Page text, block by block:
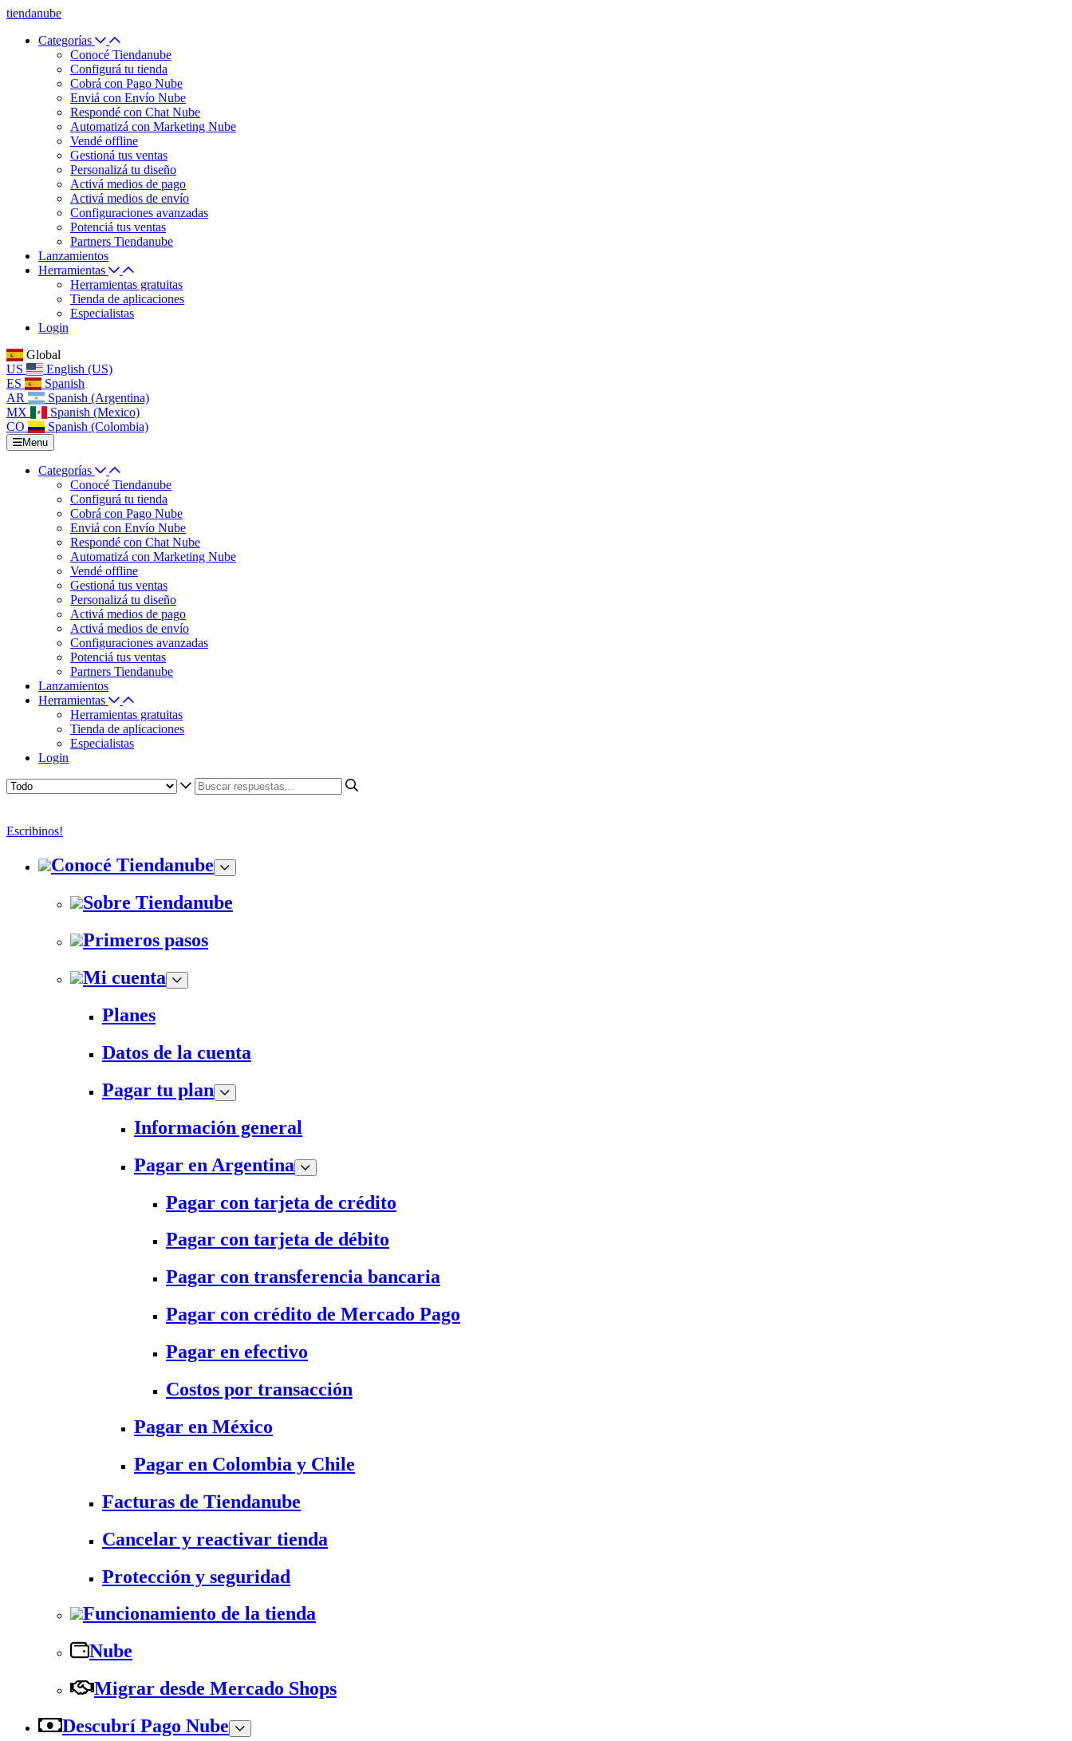
tiendanube
Categorías
Conocé Tiendanube
Configurá tu tienda
Cobrá con Pago Nube
Enviá con Envío Nube
Respondé con Chat Nube
Automatizá con Marketing Nube
Vendé offline
Gestioná tus ventas
Personalizá tu diseño
Activá medios de pago
Activá medios de envío
Configuraciones avanzadas
Potenciá tus ventas
Partners Tiendanube
Lanzamientos
Herramientas
Herramientas gratuitas
Tienda de aplicaciones
Especialistas
Login
Global
US
English (US)
ES
Spanish
AR
Spanish (Argentina)
MX
Spanish (Mexico)
CO
Spanish (Colombia)
Menu
Categorías
Conocé Tiendanube
Configurá tu tienda
Cobrá con Pago Nube
Enviá con Envío Nube
Respondé con Chat Nube
Automatizá con Marketing Nube
Vendé offline
Gestioná tus ventas
Personalizá tu diseño
Activá medios de pago
Activá medios de envío
Configuraciones avanzadas
Potenciá tus ventas
Partners Tiendanube
Lanzamientos
Herramientas
Herramientas gratuitas
Tienda de aplicaciones
Especialistas
Login
Escribinos!
Conocé Tiendanube
Sobre Tiendanube
Primeros pasos
Mi cuenta
Planes
Datos de la cuenta
Pagar tu plan
Información general
Pagar en Argentina
Pagar con tarjeta de crédito
Pagar con tarjeta de débito
Pagar con transferencia bancaria
Pagar con crédito de Mercado Pago
Pagar en efectivo
Costos por transacción
Pagar en México
Pagar en Colombia y Chile
Facturas de Tiendanube
Cancelar y reactivar tienda
Protección y seguridad
Funcionamiento de la tienda
Nube
Migrar desde Mercado Shops
Descubrí Pago Nube